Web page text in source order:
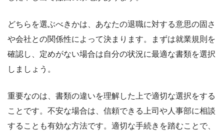
どちらを選ぶべきかは、あなたの退職に対する意思の固さ
や会社との関係性によって決まります。まずは就業規則を
確認し、定めがない場合は自分の状況に最適な書類を選択
しましょう。
重要なのは、書類の違いを理解した上で適切な選択をする
ことです。不安な場合は、信頼できる上司や人事部に相談
することも有効な方法です。適切な手続きを踏むことで、